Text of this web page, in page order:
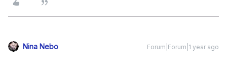
Nina Nebo Forum|Forum|1 year ago